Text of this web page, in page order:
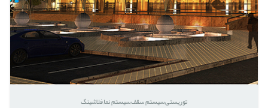
توریستیسیستم سقفسیستم نمافلاشینگ